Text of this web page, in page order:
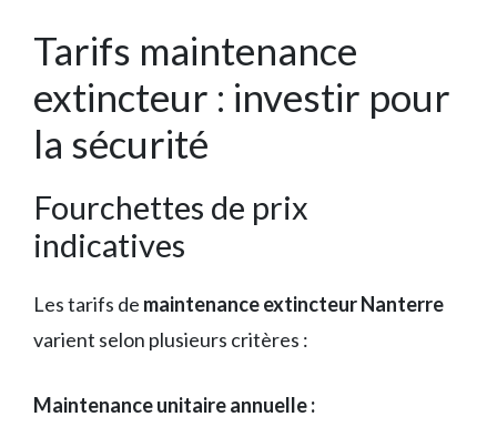
Tarifs maintenance
extincteur : investir pour
la sécurité
Fourchettes de prix
indicatives
Les tarifs de maintenance extincteur Nanterre
varient selon plusieurs critères :
Maintenance unitaire annuelle :